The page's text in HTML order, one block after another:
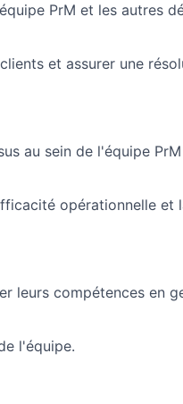
PrM et les autres
et assurer une
au sein de l'équipe PrM
opérationnelle et
leurs compétences en
l'équipe.